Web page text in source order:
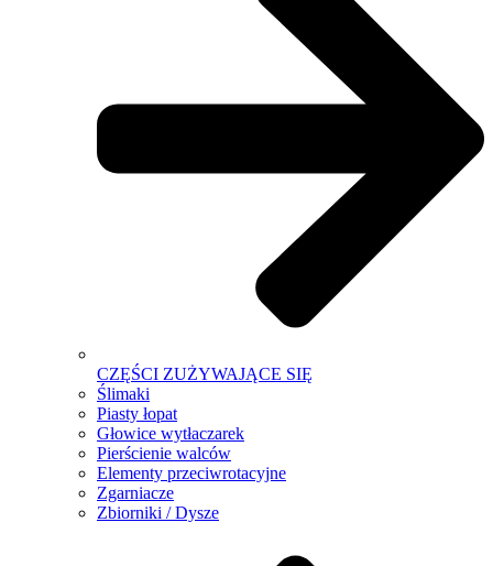
CZĘŚCI ZUŻYWAJĄCE SIĘ
Ślimaki
Piasty łopat
Głowice wytłaczarek
Pierścienie walców
Elementy przeciwrotacyjne
Zgarniacze
Zbiorniki / Dysze